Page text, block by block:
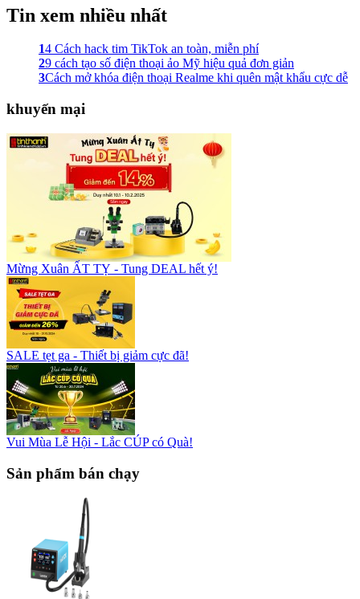
Tin xem nhiều nhất
14 Cách hack tim TikTok an toàn, miễn phí
29 cách tạo số điện thoại ảo Mỹ hiệu quả đơn giản
3Cách mở khóa điện thoại Realme khi quên mật khẩu cực dễ
khuyến mại
Mừng Xuân ẤT TỴ - Tung DEAL hết ý!
SALE tẹt ga - Thiết bị giảm cực đã!
Vui Mùa Lễ Hội - Lắc CÚP có Quà!
Sản phẩm bán chạy